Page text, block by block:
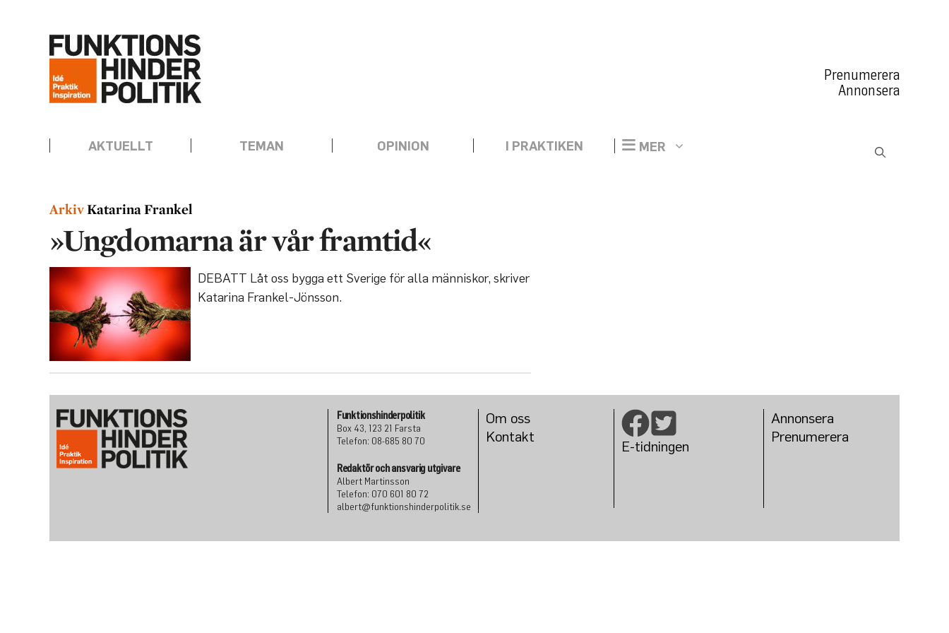
Prenumerera
Annonsera
AKTUELLT TEMAN OPINION I PRAKTIKEN MER
Katarina Frankel
»Ungdomarna är vår framtid«
DEBATT Låt oss bygga ett Sverige för alla människor, skriver
Katarina Frankel-Jönsson.
Funktionshinderpolitik
Box 43, 123 21 Farsta
Telefon: 08-685 80 70
Redaktör och ansvarig utgivare
Albert Martinsson
Telefon: 070 601 80 72
albert@funktionshinderpolitik.se
Om oss
Kontakt
E-tidningen
Annonsera
Prenumerera